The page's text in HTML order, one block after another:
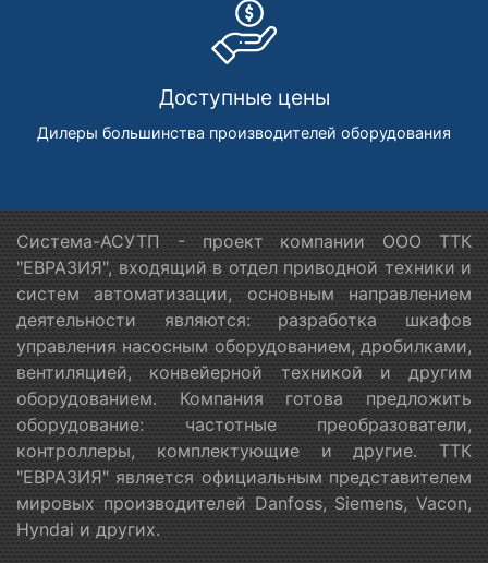
Доступные цены
Дилеры большинства производителей оборудования
Система-АСУТП - проект компании ООО ТТК
"ЕВРАЗИЯ", входящий в отдел приводной техники и
систем автоматизации, основным направлением
деятельности являются: разработка шкафов
управления насосным оборудованием, дробилками,
вентиляцией, конвейерной техникой и другим
оборудованием. Компания готова предложить
оборудование: частотные преобразователи,
контроллеры, комплектующие и другие. ТТК
"ЕВРАЗИЯ" является официальным представителем
мировых производителей Danfoss, Siemens, Vacon,
Hyndai и других.